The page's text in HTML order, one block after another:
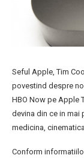
Seful Apple, Tim
povestind despre
HBO Now pe Apple
devina din ce in mai
medicina,
Conform